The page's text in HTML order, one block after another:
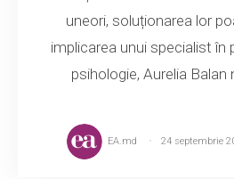
uneori, soluționarea lor
implicarea unui specialist în
psihologie, Aurelia Balan
EA.md 24 septembrie